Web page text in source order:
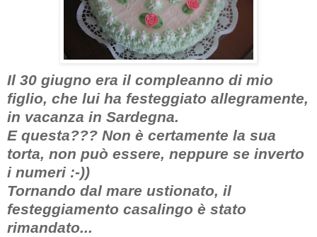
Il 30 giugno era il compleanno di mio
figlio, che lui ha festeggiato allegramente,
in vacanza in Sardegna.
E questa??? Non è certamente la sua
torta, non può essere, neppure se inverto
i numeri :-))
Tornando dal mare ustionato, il
festeggiamento casalingo è stato
rimandato...